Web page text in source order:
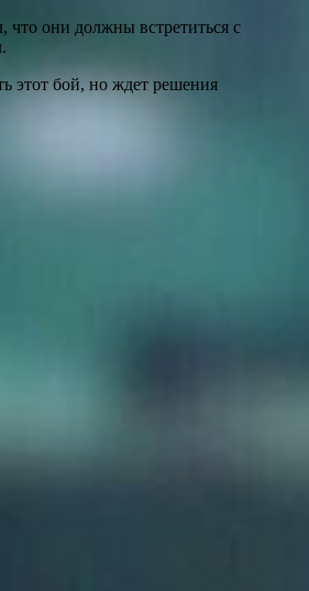
что они должны встретиться с
этот бой, но ждет решения